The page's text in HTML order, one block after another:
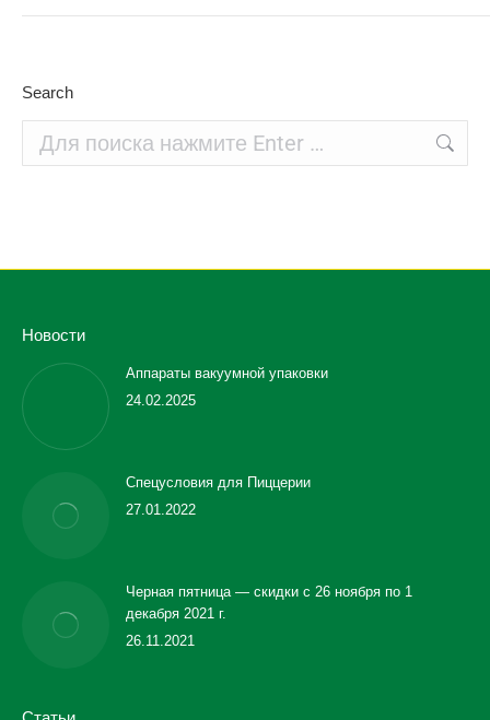
Search
Новости
Аппараты вакуумной упаковки
24.02.2025
Спецусловия для Пиццерии
27.01.2022
Черная пятница — скидки с 26 ноября по 1
декабря 2021 г.
26.11.2021